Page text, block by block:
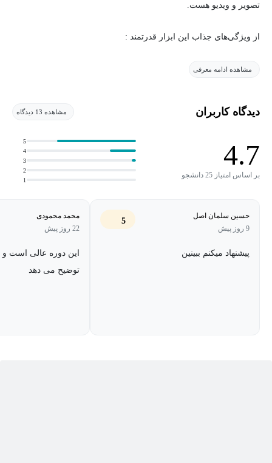
تصویر و ویدیو هست.
از ویژگی‌های جذاب این ابزار قدرتمند :
✓ تولید بی‌نهایتتصاویر و ویدیوها
✓ حفظ حریم خصوصی به دلیلی اجرای آفلاین
مشاهده ادامه معرفی
دیدگاه کاربران مشاهده 13 دیدگاه
4.7
بر اساس امتیاز 25 دانشجو
1
2
3
4
5
حسین سلمان اصل
9 روز پیش
5
پیشنهاد میکنم ببینین
محمد محمودی
22 روز پیش
این دوره عالی است و
توضیح می دهد